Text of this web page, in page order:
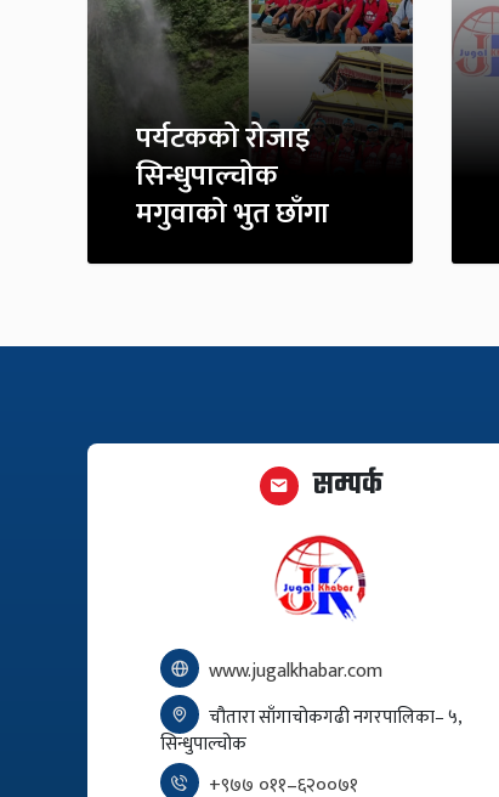
पर्यटकको रोजाइ
सिन्धुपाल्चोक
मगुवाको भुत छाँगा
सम्पर्क
www.jugalkhabar.com
चौतारा साँगाचोकगढी नगरपालिका– ५,
सिन्धुपाल्चोक
+९७७ ०११–६२००७१